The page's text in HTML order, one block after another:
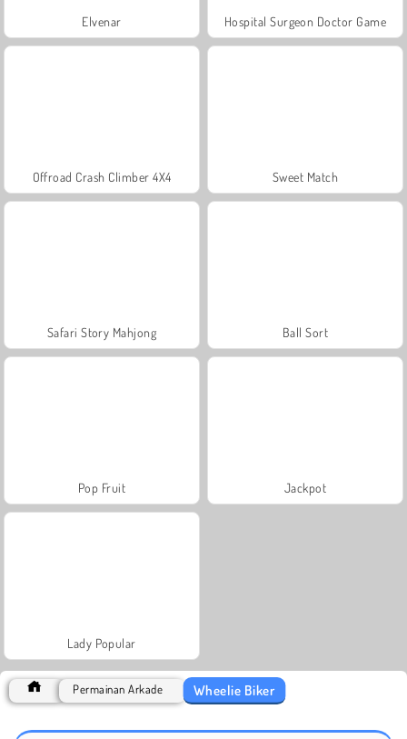
Elvenar Hospital Surgeon Doctor Game
Offroad Crash Climber 4X4 Sweet Match
Safari Story Mahjong Ball Sort
Pop Fruit Jackpot
Lady Popular
Permainan Arkade Wheelie Biker